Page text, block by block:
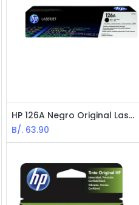
HP 126A Negro Original LaserJet Cartucho de Tóner
B/. 63.90